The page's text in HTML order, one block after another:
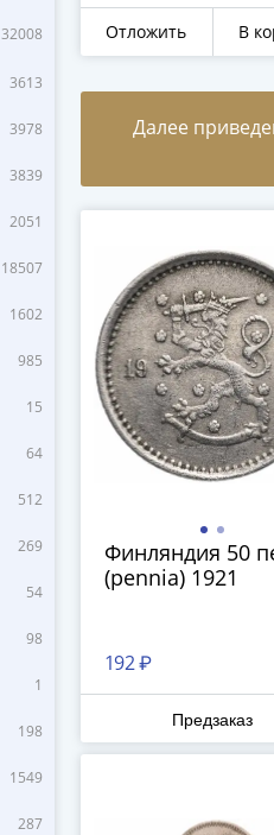
32008
3613
3978
3839
2051
18507
1602
985
15
64
512
269
54
98
1
198
1549
287
Отложить В
Далее
Финляндия 50
(pennia) 1921
192 ₽
Предзаказ